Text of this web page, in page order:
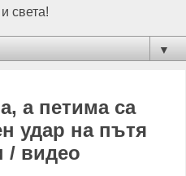
света!
▼
а петима са
удар на пътя
/ видео